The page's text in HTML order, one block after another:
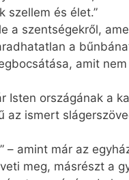
szellem és élet.”
a szentségekről,
a
amit
országának a
az ismert
– amint már az
meg, másrészt a